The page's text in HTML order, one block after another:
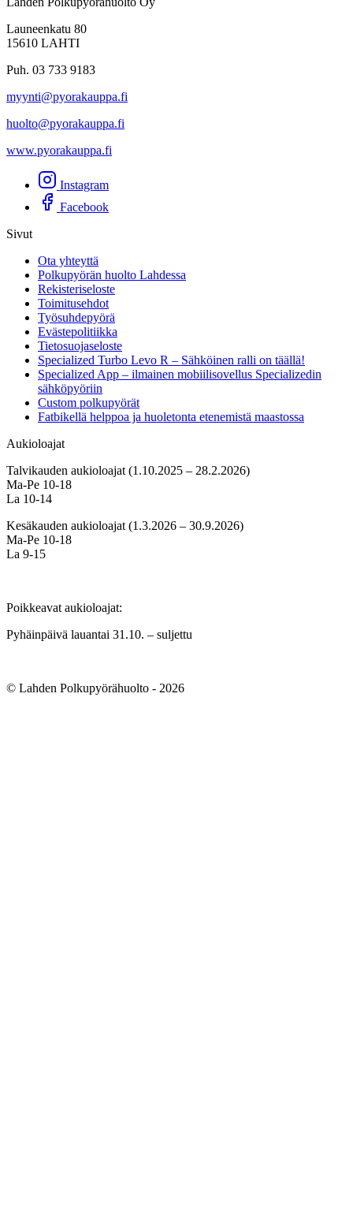
Launeenkatu 80
15610 LAHTI
Puh. 03 733 9183
myynti@pyorakauppa.fi
huolto@pyorakauppa.fi
www.pyorakauppa.fi
Instagram
Facebook
Sivut
Ota yhteyttä
Polkupyörän huolto Lahdessa
Rekisteriseloste
Toimitusehdot
Työsuhdepyörä
Evästepolitiikka
Tietosuojaseloste
Specialized Turbo Levo R – Sähköinen ralli on täällä!
Specialized App – ilmainen mobiilisovellus Specializedin
sähköpyöriin
Custom polkupyörät
Fatbikellä helppoa ja huoletonta etenemistä maastossa
Aukioloajat
Talvikauden aukioloajat (1.10.2025 – 28.2.2026)
Ma-Pe 10-18
La 10-14
Kesäkauden aukioloajat (1.3.2026 – 30.9.2026)
Ma-Pe 10-18
La 9-15
Poikkeavat aukioloajat:
Pyhäinpäivä lauantai 31.10. – suljettu
© Lahden Polkupyörähuolto - 2026